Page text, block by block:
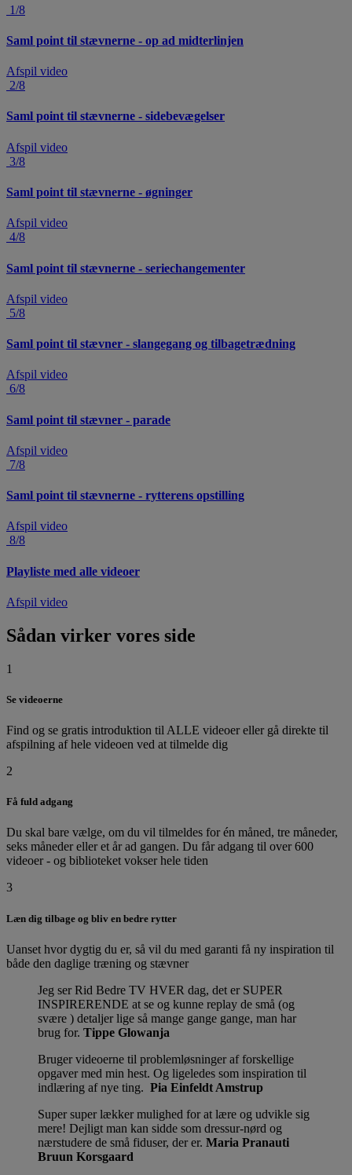
1/8
Saml point til stævnerne - op ad midterlinjen
Afspil video
2/8
Saml point til stævnerne - sidebevægelser
Afspil video
3/8
Saml point til stævnerne - øgninger
Afspil video
4/8
Saml point til stævnerne - seriechangementer
Afspil video
5/8
Saml point til stævner - slangegang og tilbagetrædning
Afspil video
6/8
Saml point til stævner - parade
Afspil video
7/8
Saml point til stævnerne - rytterens opstilling
Afspil video
8/8
Playliste med alle videoer
Afspil video
Sådan virker vores side
1
Se videoerne
Find og se gratis introduktion til ALLE videoer eller gå direkte til
afspilning af hele videoen ved at tilmelde dig
2
Få fuld adgang
Du skal bare vælge, om du vil tilmeldes for én måned, tre måneder,
seks måneder eller et år ad gangen. Du får adgang til over 600
videoer - og biblioteket vokser hele tiden
3
Læn dig tilbage og bliv en bedre rytter
Uanset hvor dygtig du er, så vil du med garanti få ny inspiration til
både den daglige træning og stævner
Jeg ser Rid Bedre TV HVER dag, det er SUPER
INSPIRERENDE at se og kunne replay de små (og
svære ) detaljer lige så mange gange gange, man har
brug for. Tippe Glowanja
Bruger videoerne til problemløsninger af forskellige
opgaver med min hest. Og ligeledes som inspiration til
indlæring af nye ting. Pia Einfeldt Amstrup
Super super lækker mulighed for at lære og udvikle sig
mere! Dejligt man kan sidde som dressur-nørd og
nærstudere de små fiduser, der er. Maria Pranauti
Bruun Korsgaard